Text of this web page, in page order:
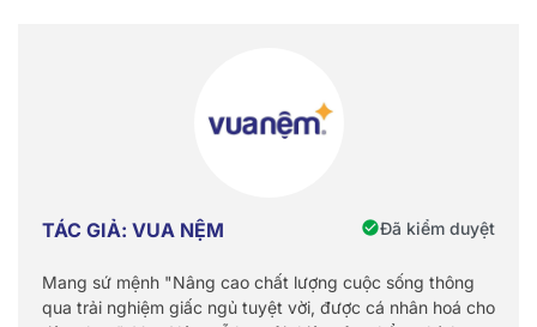
TÁC GIẢ: VUA NỆM Đã kiểm duyệt
Mang sứ mệnh "Nâng cao chất lượng cuộc sống thông
qua trải nghiệm giấc ngủ tuyệt vời, được cá nhân hoá cho